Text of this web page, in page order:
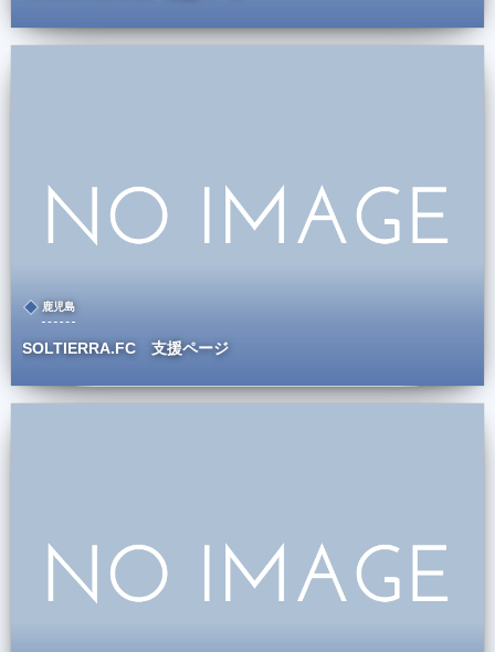
鹿児島
SOLTIERRA.FC 支援ページ